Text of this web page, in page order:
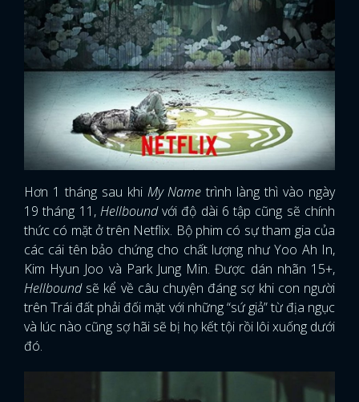
Hơn 1 tháng sau khi My Name trình làng thì vào ngày
19 tháng 11, Hellboundvới độ dài 6 tập cũng sẽ chính
thức có mặt ở trên Netflix. Bộ phim có sự tham gia của
các cái tên bảo chứng cho chất lượng như Yoo Ah In,
Kim Hyun Joo và Park Jung Min. Được dán nhãn 15+,
Hellboundsẽ kể về câu chuyện đáng sợ khi con người
trên Trái đất phải đối mặt với những “sứ giả” từ địa ngục
và lúc nào cũng sợ hãi sẽ bị họ kết tội rồi lôi xuống dưới
đó.